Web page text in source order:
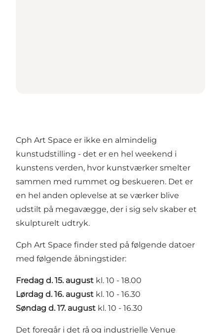
Cph Art Space er ikke en almindelig
kunstudstilling - det er en hel weekend i
kunstens verden, hvor kunstværker smelter
sammen med rummet og beskueren. Det er
en hel anden oplevelse at se værker blive
udstilt på megavægge, der i sig selv skaber et
skulpturelt udtryk.
Cph Art Space finder sted på følgende datoer
med følgende åbningstider:
Fredag d. 15. august kl. 10 - 18.00
Lørdag d. 16. august kl. 10 - 16.30
Søndag d. 17. august kl. 10 - 16.30
Det foregår i det rå og industrielle Venue